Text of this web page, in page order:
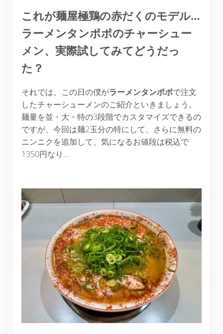
これが麺屋極鶏の赤だくのモデル…
ラーメンタンポポのチャーシュー
メン、実際試してみてどうだっ
た？
それでは、この日の僕がラーメンタンポポで注文
したチャーシューメンのご紹介といきましょう。
麺量を並・大・特の3段階でカスタマイズできるの
ですが、今回は麺2玉分の特にして、さらに無料の
ニンニクを追加して、気になるお値段は税込で
1350円なり…